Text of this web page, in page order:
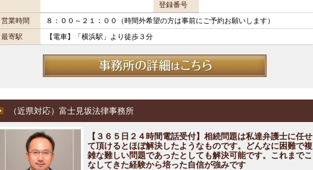
登録番号
営業時間
８：００～２１：００（時間外希望の方は事前にご予約お願いします）
最寄駅
【電車】「横浜駅」より徒歩３分
（近県対応）富士見坂法律事務所
【３６５日２４時間電話受付】相続問題は私達弁護士に任せ
て頂けるとほぼ解決したようなものです。どんなに困難で複
雑な難しい問題であったとしても解決可能です。これまでこ
なしてきた経験から培った自信が強みです